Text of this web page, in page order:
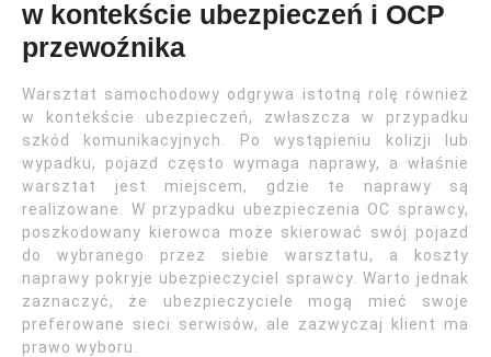
w kontekście ubezpieczeń i OCP
przewoźnika
Warsztat samochodowy odgrywa istotną rolę również
w kontekście ubezpieczeń, zwłaszcza w przypadku
szkód komunikacyjnych. Po wystąpieniu kolizji lub
wypadku, pojazd często wymaga naprawy, a właśnie
warsztat jest miejscem, gdzie te naprawy są
realizowane. W przypadku ubezpieczenia OC sprawcy,
poszkodowany kierowca może skierować swój pojazd
do wybranego przez siebie warsztatu, a koszty
naprawy pokryje ubezpieczyciel sprawcy. Warto jednak
zaznaczyć, że ubezpieczyciele mogą mieć swoje
preferowane sieci serwisów, ale zazwyczaj klient ma
prawo wyboru.